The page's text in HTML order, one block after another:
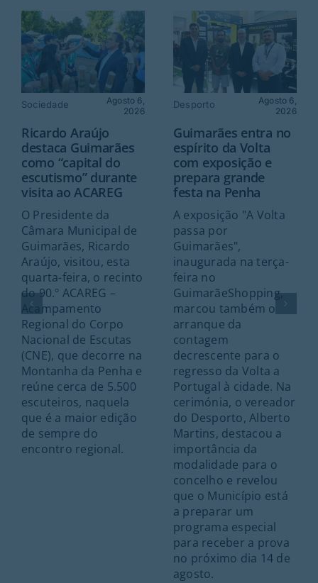
Sociedade
Agosto 6,
2026
Ricardo Araújo
destaca Guimarães
como “capital do
escutismo” durante
visita ao ACAREG
O Presidente da
Câmara Municipal de
Guimarães, Ricardo
Araújo, visitou, esta
quarta-feira, o recinto
do 90.º ACAREG –
Acampamento
Regional do Corpo
Nacional de Escutas
(CNE), que decorre na
Montanha da Penha e
reúne cerca de 5.500
escuteiros, naquela
que é a maior edição
de sempre do
encontro regional.
Desporto
Agosto 6,
2026
Guimarães entra no
espírito da Volta
com exposição e
prepara grande
festa na Penha
A exposição "A Volta
passa por
Guimarães",
inaugurada na terça-
feira no
GuimarãeShopping,
marcou também o
arranque da
contagem
decrescente para o
regresso da Volta a
Portugal à cidade. Na
cerimónia, o vereador
do Desporto, Alberto
Martins, destacou a
importância da
modalidade para o
concelho e revelou
que o Município está
a preparar um
programa especial
para receber a prova
no próximo dia 14 de
agosto.